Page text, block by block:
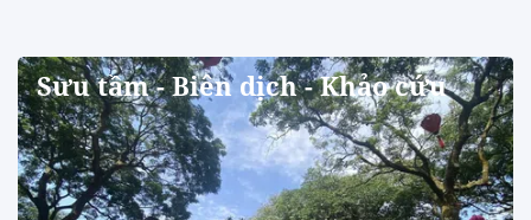
Sưu tầm - Biên dịch - Khảo cứu